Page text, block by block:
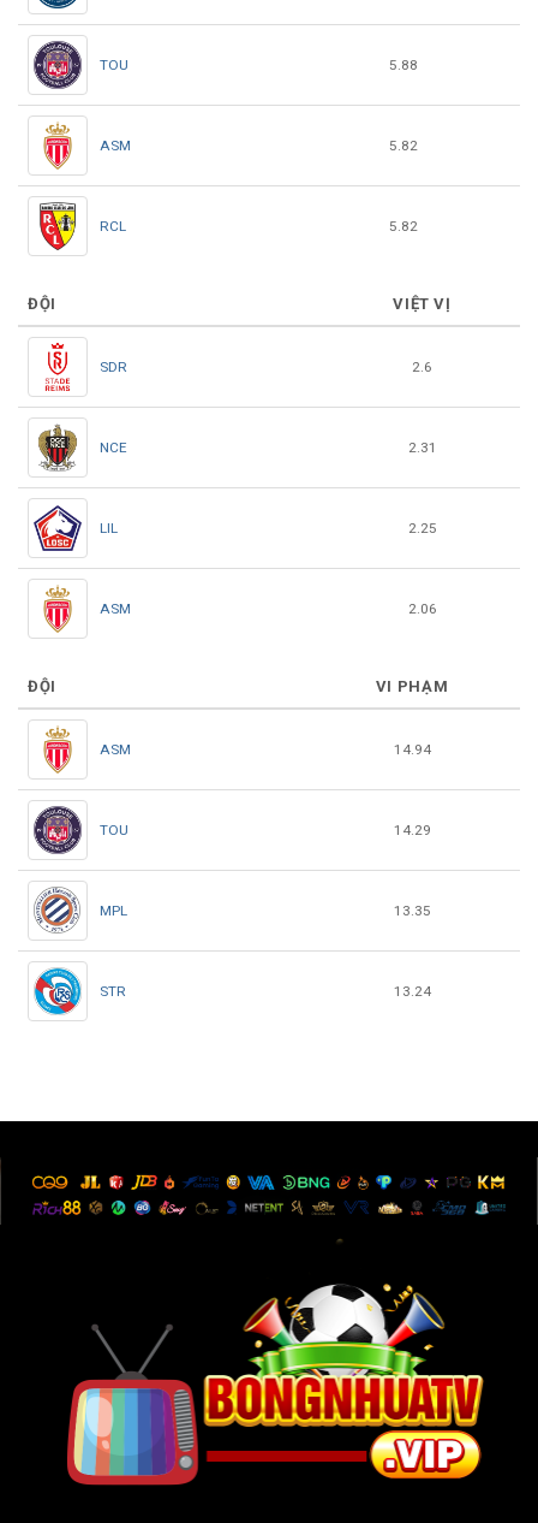
TOU 5.88
ASM 5.82
RCL 5.82
ĐỘI VIỆT VỊ
SDR 2.6
NCE 2.31
LIL 2.25
ASM 2.06
ĐỘI VI PHẠM
ASM 14.94
TOU 14.29
MPL 13.35
STR 13.24